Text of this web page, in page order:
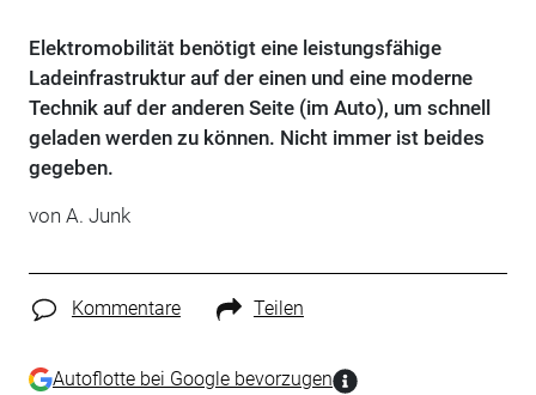
Elektromobilität benötigt eine leistungsfähige
Ladeinfrastruktur auf der einen und eine moderne
Technik auf der anderen Seite (im Auto), um schnell
geladen werden zu können. Nicht immer ist beides
gegeben.
von A. Junk
Kommentare Teilen
Autoflotte bei Google bevorzugen